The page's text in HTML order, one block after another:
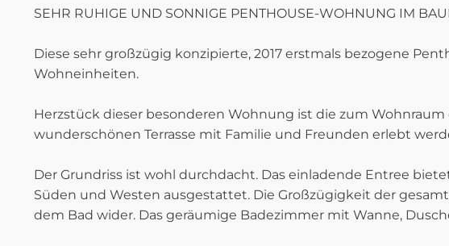
SEHR RUHIGE UND SONNIGE PENTHOUSE-WOHNUNG IM
Diese sehr großzügig konzipierte, 2017 erstmals bezogene
Wohneinheiten.
Herzstück dieser besonderen Wohnung ist die zum
wunderschönen Terrasse mit Familie und Freunden erlebt
Der Grundriss ist wohl durchdacht. Das einladende Entree
Süden und Westen ausgestattet. Die Großzügigkeit der
dem Bad wider. Das geräumige Badezimmer mit Wanne,